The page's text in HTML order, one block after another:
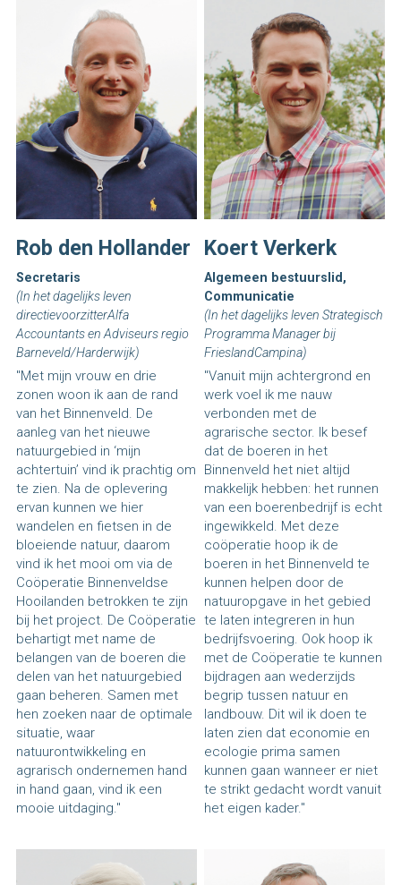
Rob den Hollander
Secretaris
directievoorzitterAlfa
Accountants en Adviseurs regio
Barneveld/Harderwijk)
"Met mijn vrouw en drie
zonen woon ik aan de rand
van het Binnenveld. De
aanleg van het nieuwe
natuurgebied in ‘mijn
achtertuin’ vind ik prachtig om
te zien. Na de oplevering
ervan kunnen we hier
wandelen en fietsen in de
bloeiende natuur, daarom
vind ik het mooi om via de
Coöperatie Binnenveldse
Hooilanden betrokken te zijn
bij het project. De Coöperatie
behartigt met name de
belangen van de boeren die
delen van het natuurgebied
gaan beheren. Samen met
hen zoeken naar de optimale
situatie, waar
natuurontwikkeling en
agrarisch ondernemen hand
in hand gaan, vind ik een
mooie uitdaging."
Koert Verkerk
Algemeen bestuurslid,
Communicatie
(In het dagelijks leven Strategisch
Programma Manager bij
FrieslandCampina)
"Vanuit mijn achtergrond en
werk voel ik me nauw
verbonden met de
agrarische sector. Ik besef
dat de boeren in het
Binnenveld het niet altijd
makkelijk hebben: het runnen
van een boerenbedrijf is echt
ingewikkeld. Met deze
coöperatie hoop ik de
boeren in het Binnenveld te
kunnen helpen door de
natuuropgave in het gebied
te laten integreren in hun
bedrijfsvoering. Ook hoop ik
met de Coöperatie te kunnen
bijdragen aan wederzijds
begrip tussen natuur en
landbouw. Dit wil ik doen te
laten zien dat economie en
ecologie prima samen
kunnen gaan wanneer er niet
te strikt gedacht wordt vanuit
het eigen kader."